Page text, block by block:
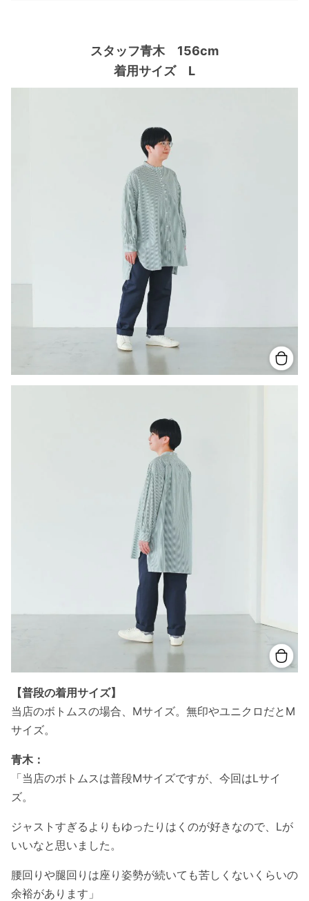
スタッフ青木 156cm
着用サイズ L
【普段の着用サイズ】
当店のボトムスの場合、Mサイズ。無印やユニクロだとM
サイズ。
青木：
「当店のボトムスは普段Mサイズですが、今回はLサイ
ズ。
ジャストすぎるよりもゆったりはくのが好きなので、Lが
いいなと思いました。
腰回りや腿回りは座り姿勢が続いても苦しくないくらいの
余裕があります」